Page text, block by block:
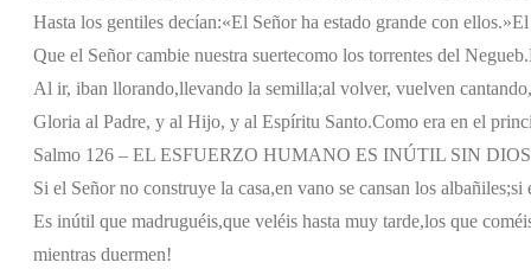
Hasta los gentiles decían:«El Señor ha estado grande con ellos.»El
Que el Señor cambie nuestra suertecomo los torrentes del Negueb.
Al ir, iban llorando,llevando la semilla;al volver, vuelven cantando,
Gloria al Padre, y al Hijo, y al Espíritu Santo.Como era en el
Salmo 126 – EL ESFUERZO HUMANO ES INÚTIL SIN
Si el Señor no construye la casa,en vano se cansan los albañiles;si
Es inútil que madruguéis,que veléis hasta muy tarde,los que
mientras duermen!